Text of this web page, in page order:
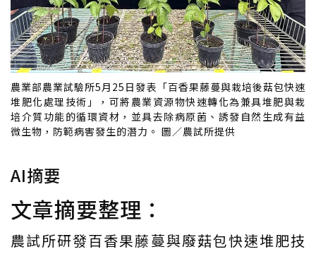
農業部農業試驗所5月25日發表「百香果藤蔓與栽培後菇包快速
堆肥化處理技術」，可將農業資源物快速轉化為兼具堆肥與栽
培介質功能的循環資材，並具去除病原菌、誘發自然生成有益
微生物，防範病害發生的潛力。 圖／農試所提供
AI摘要
文章摘要整理：
農試所研發百香果藤蔓與廢菇包快速堆肥技